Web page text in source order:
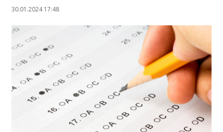
30.01.2024 17:48